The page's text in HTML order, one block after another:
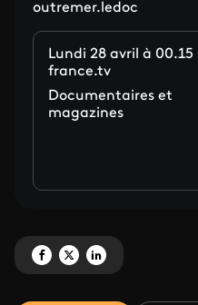
outremer.ledoc
Lundi 28 avril à
france.tv
Documentaires et
magazines
Partagez 'Alain Jean-Marie,
Partagez 'Alain Jean-Marie,
Partagez 'Alain Jean-